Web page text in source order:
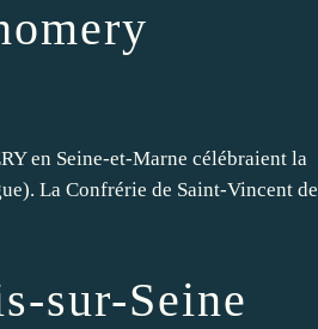
en Seine-et-Marne célébraient la
La Confrérie de Saint-Vincent de
sur-Seine